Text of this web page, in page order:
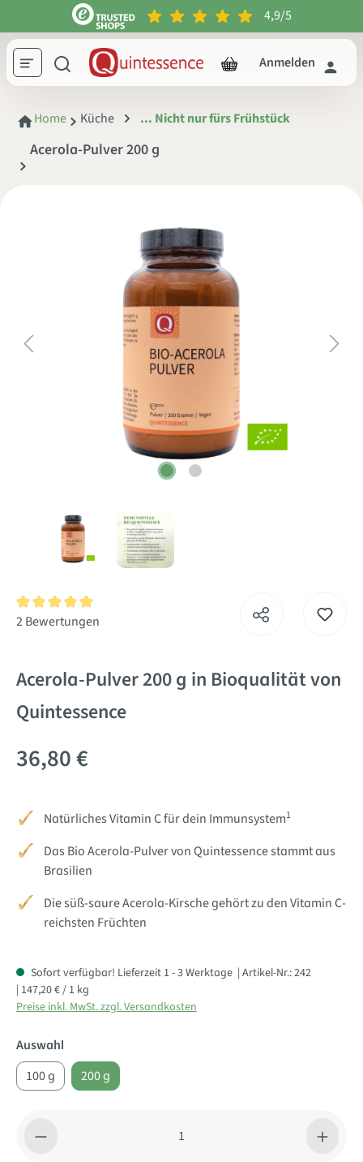
springen 4,9/5
Anmelden
Home Küche ... Nicht nur fürs Frühstück
Acerola-Pulver 200 g
Durchschnittliche Bewertung von 5 von 5 Sternen
2 Bewertungen
Acerola-Pulver 200 g in Bioqualität von
Quintessence
36,80 €
Natürliches Vitamin C für dein Immunsystem1
Das Bio Acerola-Pulver von Quintessence stammt aus
Brasilien
Die süß-saure Acerola-Kirsche gehört zu den Vitamin C-
reichsten Früchten
Sofort verfügbar! Lieferzeit 1 - 3 Werktage | Artikel-Nr.:242
| 147,20 € / 1 kg
Preise inkl. MwSt. zzgl. Versandkosten
Auswahl
100 g
200 g
Produkt Anzahl: Gib den gewünschten Wert ein oder